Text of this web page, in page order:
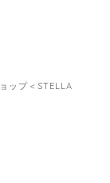
ップ＜STELLA